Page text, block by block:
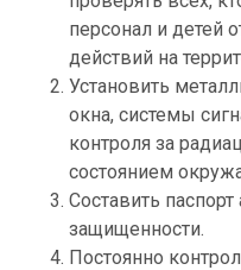
персонал и детей
действий на
Установить
окна, системы
контроля за
состоянием
Составить паспорт
защищенности.
Постоянно